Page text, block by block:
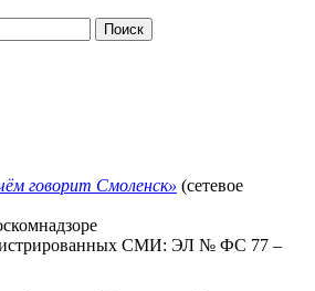
говорит Смоленск» (сетевое
СМИ: ЭЛ № ФС 77 –